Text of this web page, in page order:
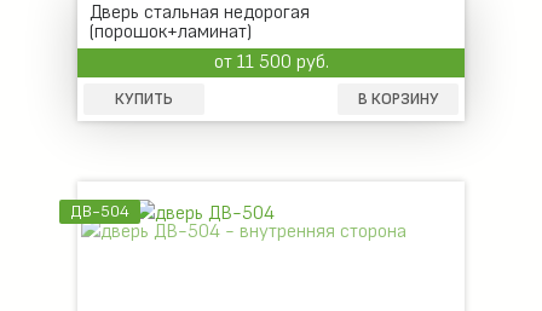
Дверь стальная недорогая
(порошок+ламинат)
от 11 500 руб.
КУПИТЬ В КОРЗИНУ
ДВ-504